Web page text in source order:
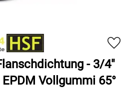
- 3/4"
Vollgummi 65°